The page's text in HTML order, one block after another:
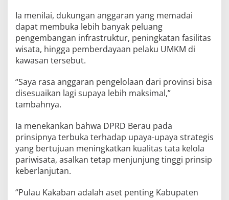
Ia menilai, dukungan anggaran yang memadai
dapat membuka lebih banyak peluang
pengembangan infrastruktur, peningkatan fasilitas
wisata, hingga pemberdayaan pelaku UMKM di
kawasan tersebut.
“Saya rasa anggaran pengelolaan dari provinsi bisa
disesuaikan lagi supaya lebih maksimal,”
tambahnya.
Ia menekankan bahwa DPRD Berau pada
prinsipnya terbuka terhadap upaya-upaya strategis
yang bertujuan meningkatkan kualitas tata kelola
pariwisata, asalkan tetap menjunjung tinggi prinsip
keberlanjutan.
“Pulau Kakaban adalah aset penting Kabupaten